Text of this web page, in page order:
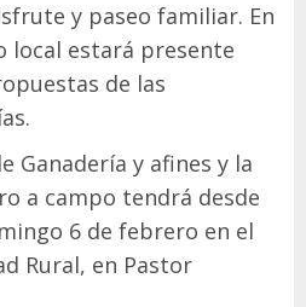
y paseo familiar. En
local estará presente
de las
Ganadería y afines y la
a campo tendrá desde
6 de febrero en el
Rural, en Pastor